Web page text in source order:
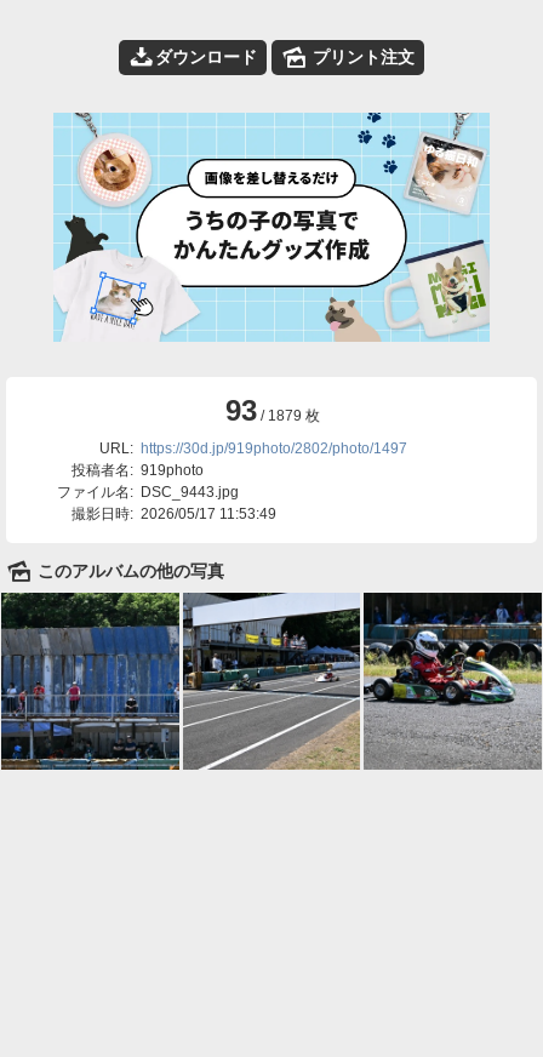
📥ダウンロード 🌄 プリント注文
93/ 1879 枚
URL: https://30d.jp/919photo/2802/photo/1497
投稿者名: 919photo
ファイル名: DSC_9443.jpg
撮影日時: 2026/05/17 11:53:49
🌄 このアルバムの他の写真